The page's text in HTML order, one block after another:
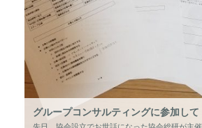
グループコンサルティングに参加し